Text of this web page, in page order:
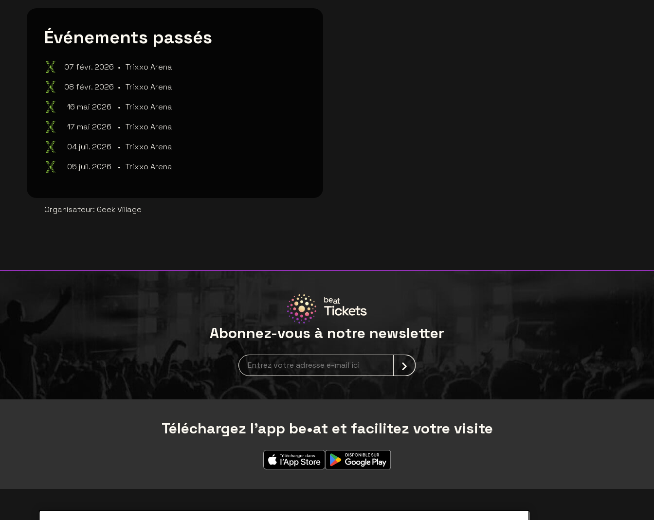
Événements passés
07 févr. 2026 • Trixxo Arena
08 févr. 2026 • Trixxo Arena
16 mai 2026
• Trixxo Arena
17 mai 2026
• Trixxo Arena
04 juil. 2026
• Trixxo Arena
05 juil. 2026
• Trixxo Arena
Organisateur: Geek Village
Abonnez-vous à notre newsletter
Inscription à la newsletter
Téléchargez l'app be•at et facilitez votre visite